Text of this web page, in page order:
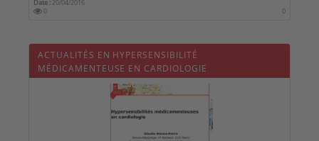
Date : 20/04/2016
0
0
ACTUALITÉS EN HYPERSENSIBILITÉ
MÉDICAMENTEUSE EN CARDIOLOGIE